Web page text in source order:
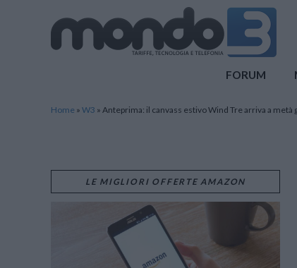
FORUM
Home » W3 » Anteprima: il canvass estivo Wind Tre arriva a metà
LE MIGLIORI OFFERTE AMAZON